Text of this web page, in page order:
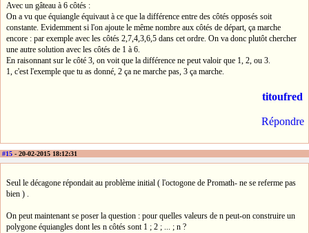
Avec un gâteau à 6 côtés :
On a vu que équiangle équivaut à ce que la différence entre des côtés opposés soit
constante. Evidemment si l'on ajoute le même nombre aux côtés de départ, ça marche
encore : par exemple avec les côtés 2,7,4,3,6,5 dans cet ordre. On va donc plutôt chercher
une autre solution avec les côtés de 1 à 6.
En raisonnant sur le côté 3, on voit que la différence ne peut valoir que 1, 2, ou 3.
1, c'est l'exemple que tu as donné, 2 ça ne marche pas, 3 ça marche.
titoufred
Répondre
#15 - 20-02-2015 18:12:31
Seul le décagone répondait au problème initial ( l'octogone de Promath- ne se referme pas
bien ) .
On peut maintenant se poser la question : pour quelles valeurs de n peut-on construire un
polygone équiangles dont les n côtés sont 1 ; 2 ; ... ; n ?